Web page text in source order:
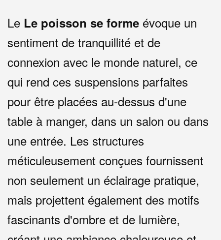
Le Le poisson se forme évoque un
sentiment de tranquillité et de
connexion avec le monde naturel, ce
qui rend ces suspensions parfaites
pour être placées au-dessus d'une
table à manger, dans un salon ou dans
une entrée. Les structures
méticuleusement conçues fournissent
non seulement un éclairage pratique,
mais projettent également des motifs
fascinants d'ombre et de lumière,